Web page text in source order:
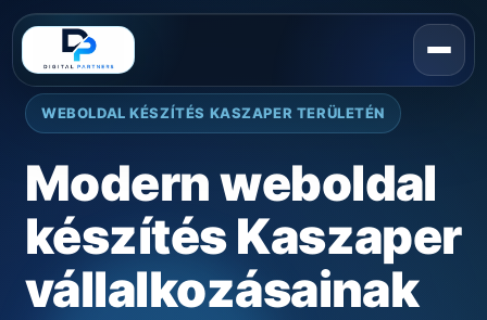
WEBOLDAL KÉSZÍTÉS KASZAPER TERÜLETÉN
Modern weboldal
készítés Kaszaper
vállalkozásainak